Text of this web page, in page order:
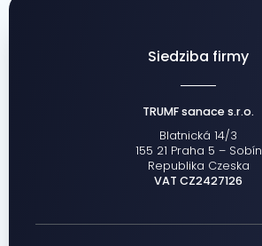
Siedziba firmy
TRUMF sanace s.r.o.
Blatnická 14/3
155 21 Praha 5 – Sobín
Republika Czeska
VAT CZ2427126